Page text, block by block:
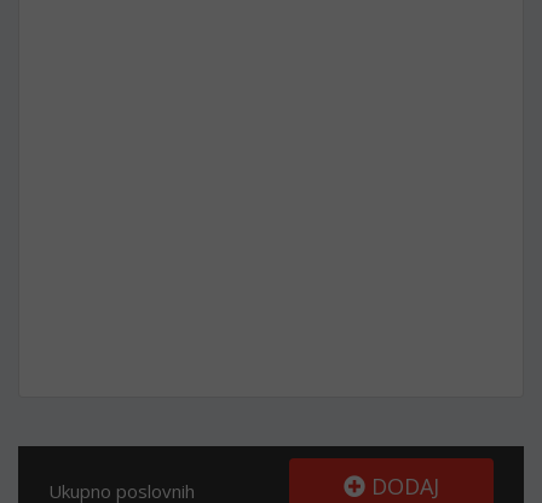
Ukupno poslovnih
DODAJ